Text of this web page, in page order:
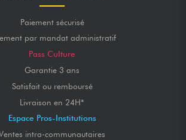
Paiement sécurisé
par mandat administratif
Pass Culture
Garantie 3 ans
Satisfait ou remboursé
Livraison en 24H*
Espace Pros-Institutions
intra-communautaires